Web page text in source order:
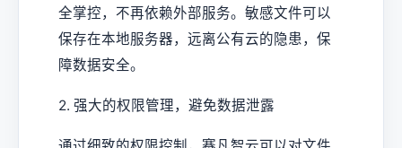
全掌控，不再依赖外部服务。敏感文件可以
保存在本地服务器，远离公有云的隐患，保
障数据安全。
2. 强大的权限管理，避免数据泄露